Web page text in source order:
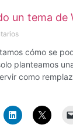
un tema de
cómo se
planteamos
como